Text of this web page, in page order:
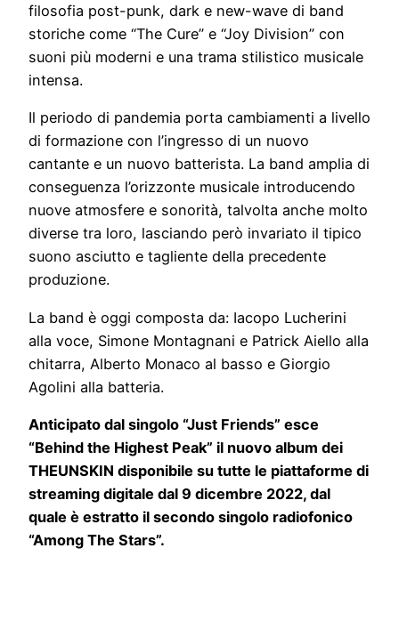
filosofia post-punk, dark e new-wave di band
storiche come “The Cure” e “Joy Division” con
suoni più moderni e una trama stilistico musicale
intensa.
Il periodo di pandemia porta cambiamenti a livello
di formazione con l’ingresso di un nuovo
cantante e un nuovo batterista. La band amplia di
conseguenza l’orizzonte musicale introducendo
nuove atmosfere e sonorità, talvolta anche molto
diverse tra loro, lasciando però invariato il tipico
suono asciutto e tagliente della precedente
produzione.
La band è oggi composta da: Iacopo Lucherini
alla voce, Simone Montagnani e Patrick Aiello alla
chitarra, Alberto Monaco al basso e Giorgio
Agolini alla batteria.
Anticipato dal singolo “Just Friends” esce
“Behind the Highest Peak” il nuovo album dei
THEUNSKIN disponibile su tutte le piattaforme di
streaming digitale dal 9 dicembre 2022, dal
quale è estratto il secondo singolo radiofonico
“Among The Stars”.